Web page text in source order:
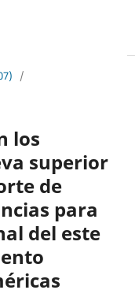
/
los
superior
de
para
del este